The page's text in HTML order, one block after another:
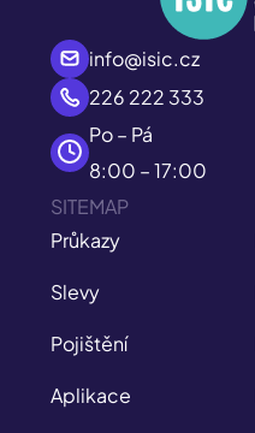
info@isic.cz
226 222 333
Po – Pá
8:00 – 17:00
SITEMAP
Průkazy
Slevy
Pojištění
Aplikace